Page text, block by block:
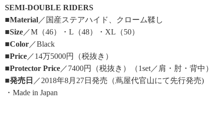
SEMI-DOUBLE RIDERS
■Material ／国産ステアハイド、クローム鞣し
■Size ／M（46）・L（48）・XL（50）
■Color ／Black
■Price ／14万5000円（税抜き）
■Protector Price ／7400円（税抜き）（1set／肩・肘・背中）
■発売日 ／2018年8月27日発売（蔦屋代官山にて先行発売)
・Made in Japan